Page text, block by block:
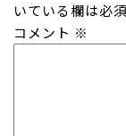
いている欄は必
コメント ※